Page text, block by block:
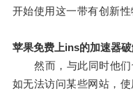
开始使用这一带有创新性
苹果免费上ins的加速器
然而，与此同时他们
如无法访问某些网站，使